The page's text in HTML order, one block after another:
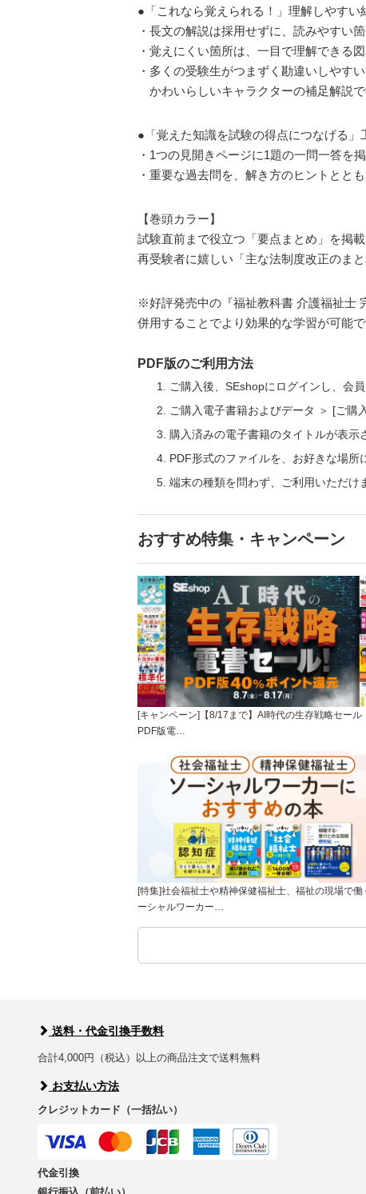
●「これなら覚えられる！」理解しやすい
・長文の解説は採用せずに、読みやすい
・覚えにくい箇所は、一目で理解できる
・多くの受験生がつまずく勘違いしやすい
かわいらしいキャラクターの補足解説
●「覚えた知識を試験の得点につなげる」
・1つの見開きページに1題の一問一答を
・重要な過去問を、解き方のヒントとと
【巻頭カラー】
試験直前まで役立つ「要点まとめ」を掲載
再受験者に嬉しい「主な法制度改正のま
※好評発売中の『福祉教科書 介護福祉士
併用することでより効果的な学習が可能で
PDF版のご利用方法
ご購入後、SEshopにログインし、会
ご購入電子書籍およびデータ ＞ [ご購
購入済みの電子書籍のタイトルが表示
PDF形式のファイルを、お好きな場所
端末の種類を問わず、ご利用いただけ
おすすめ特集・キャンペーン
[キャンペーン]【8/17まで】AI時代の生存戦略セール
PDF版電…
[特集]社会福祉士や精神保健福祉士、福祉の現場で働
ーシャルワーカー…
送料・代金引換手数料
合計4,000円（税込）以上の商品注文で送料無料
お支払い方法
クレジットカード（一括払い）
代金引換